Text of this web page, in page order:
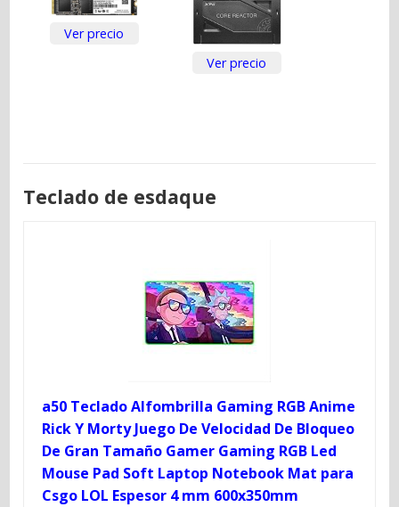
Ver precio
Ver precio
Teclado de esdaque
a50 Teclado Alfombrilla Gaming RGB Anime
Rick Y Morty Juego De Velocidad De Bloqueo
De Gran Tamaño Gamer Gaming RGB Led
Mouse Pad Soft Laptop Notebook Mat para
Csgo LOL Espesor 4 mm 600x350mm